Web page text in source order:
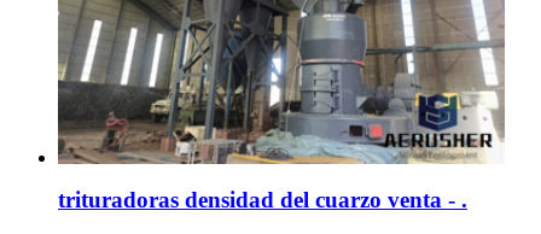
trituradoras densidad del cuarzo venta - .